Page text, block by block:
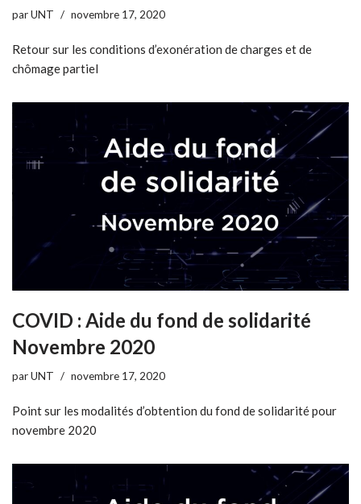
parUNT novembre 17, 2020
Retour sur les conditions d’exonération de charges et de
chômage partiel
COVID : Aide du fond de solidarité
Novembre 2020
parUNT novembre 17, 2020
Point sur les modalités d’obtention du fond de solidarité pour
novembre 2020